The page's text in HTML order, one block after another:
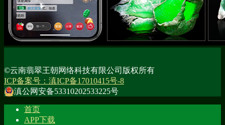
©云南翡翠王朝网络科技有限公司版权所有
ICP备案号：滇ICP备17010415号-8
滇公网安备53310202533225号
首页
APP下载